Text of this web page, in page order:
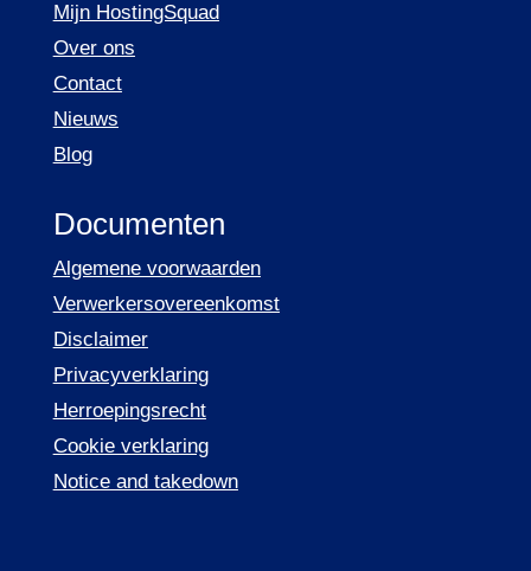
Mijn HostingSquad
Over ons
Contact
Nieuws
Blog
Documenten
Algemene voorwaarden
Verwerkersovereenkomst
Disclaimer
Privacyverklaring
Herroepingsrecht
Cookie verklaring
Notice and takedown